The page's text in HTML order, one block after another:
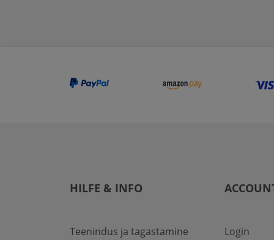
HILFE & INFO
Teenindus ja tagastamine
Login